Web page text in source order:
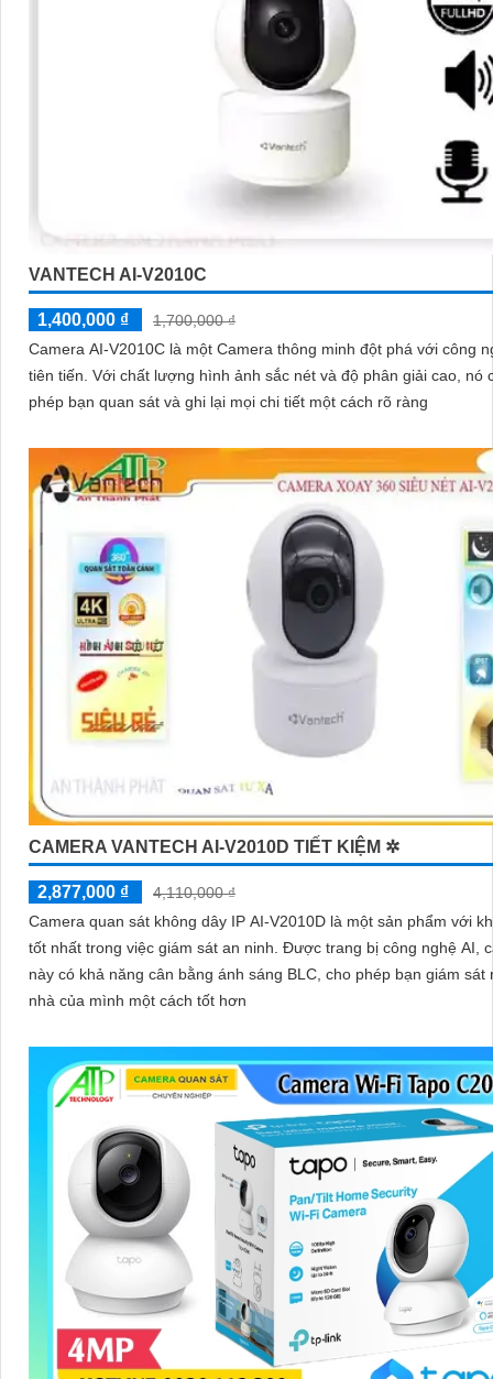
VANTECH AI-V2010C
1,400,000 ₫
1,700,000 ₫
Camera AI-V2010C là một Camera thông minh đột phá với công
tiên tiến. Với chất lượng hình ảnh sắc nét và độ phân giải cao, nó cho
phép bạn quan sát và ghi lại mọi chi tiết một cách rõ ràng
CAMERA VANTECH AI-V2010D TIẾT KIỆM ✲
2,877,000 ₫
4,110,000 ₫
Camera quan sát không dây IP AI-V2010D là một sản phẩm với
tốt nhất trong việc giám sát an ninh. Được trang bị công nghệ AI, camera
này có khả năng cân bằng ánh sáng BLC, cho phép bạn giám sát
nhà của mình một cách tốt hơn